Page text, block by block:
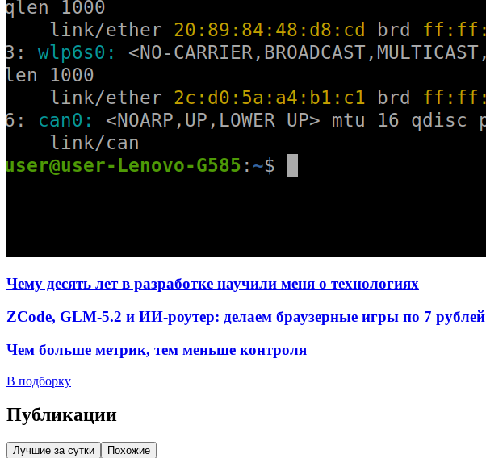
Чему десять лет в разработке научили меня о технологиях
ZCode, GLM-5.2 и ИИ-роутер: делаем браузерные игры по 7 рублей
Чем больше метрик, тем меньше контроля
В подборку
Публикации
Лучшие за сутки Похожие